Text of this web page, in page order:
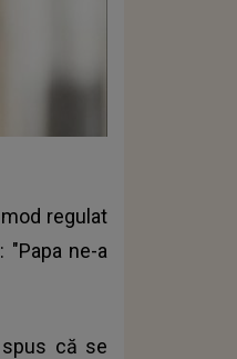
regulat
ne-a
spus că se